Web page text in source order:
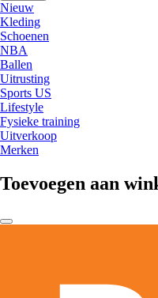
Nieuw
Kleding
Schoenen
NBA
Ballen
Uitrusting
Sports US
Lifestyle
Fysieke training
Uitverkoop
Merken
Toevoegen aan